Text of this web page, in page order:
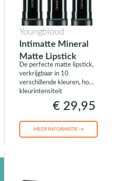
Youngblood
Intimatte Mineral
Matte Lipstick
De perfecte matte lipstick,
verkrijgbaar in 10
verschillende kleuren, hoge
kleurintensiteit
€ 29,95
MEER INFORMATIE →